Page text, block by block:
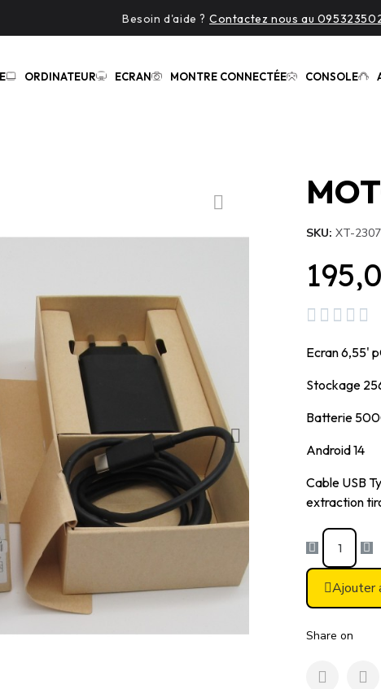
Besoin d'aide ? Contactez nous au
ORDINATEUR ECRAN MONTRE CONNECTÉE CONSOLE
SKU XT-
    
Ecran 6,55'
Stockage
Batterie
Android 14
Cable USB
extraction
Ajouter
Share on